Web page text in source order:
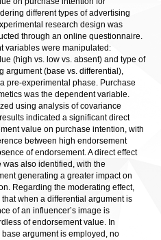
different types of advertising
research design was
through an online questionnaire.
variables were manipulated:
(high vs. low vs. absent) and type of
argument (base vs. differential),
pre-experimental phase. Purchase
was the dependent variable.
using analysis of covariance
indicated a significant direct
value on purchase intention, with
between high endorsement
of endorsement. A direct effect
was also identified, with the
generating a greater impact on
Regarding the moderating effect,
when a differential argument is
of an influencer’s image is
of endorsement value. In
argument is employed, no